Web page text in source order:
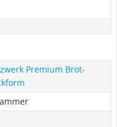
Premium Brot-